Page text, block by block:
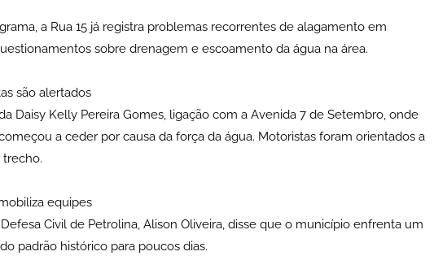
a Rua 15 já registra problemas recorrentes de alagamento em
sobre drenagem e escoamento da água na área.
são alertados
Daisy Kelly Pereira Gomes, ligação com a Avenida 7 de Setembro, onde
a ceder por causa da força da água. Motoristas foram orientados a
equipes
Civil de Petrolina, Alison Oliveira, disse que o município enfrenta um
padrão histórico para poucos dias.